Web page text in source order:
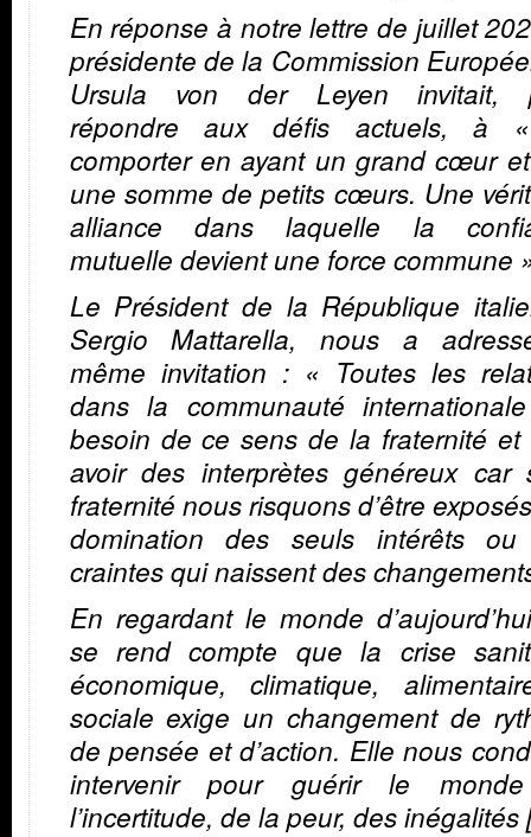
En réponse à notre lettre de juillet
présidente de la Commission
Ursula von der Leyen invitait,
répondre aux défis actuels, à
comporter en ayant un grand cœur
une somme de petits cœurs. Une
alliance dans laquelle la
mutuelle devient une force commune
Le Président de la République
Sergio Mattarella, nous a
même invitation : « Toutes les
dans la communauté
besoin de ce sens de la fraternité et
avoir des interprètes généreux car
fraternité nous risquons d’être
domination des seuls intérêts
craintes qui naissent des
En regardant le monde
se rend compte que la crise
économique, climatique,
sociale exige un changement de
de pensée et d’action. Elle nous
intervenir pour guérir le
l’incertitude, de la peur, des